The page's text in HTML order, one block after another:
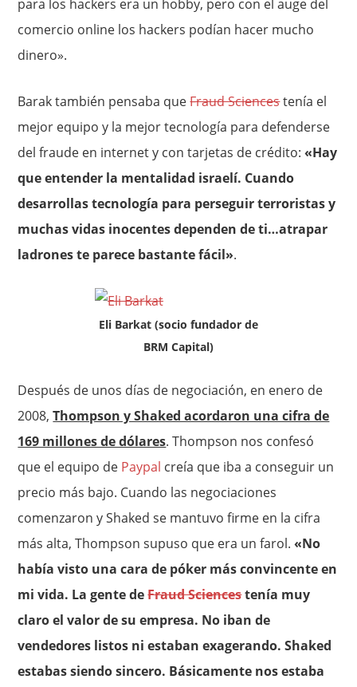
para los hackers era un hobby, pero con el auge del
comercio online los hackers podían hacer mucho
dinero».
Barak también pensaba queFraud Sciencestenía el
mejor equipo y la mejor tecnología para defenderse
del fraude en internet y con tarjetas de crédito:«Hay
que entender la mentalidad israelí. Cuando
desarrollas tecnología para perseguir terroristas y
muchas vidas inocentes dependen de ti…atrapar
ladrones te parece bastante fácil».
Eli Barkat (socio fundador de
BRM Capital)
Después de unos días de negociación, en enero de
2008,Thompson y Shaked acordaron una cifra de
169 millones de dólares. Thompson nos confesó
que el equipo de Paypal creía que iba a conseguir un
precio más bajo. Cuando las negociaciones
comenzaron y Shaked se mantuvo firme en la cifra
más alta, Thompson supuso que era un farol. «No
había visto una cara de póker más convincente en
mi vida. La gente deFraud Sciencestenía muy
claro el valor de su empresa. No iban de
vendedores listos ni estaban exagerando. Shaked
estabas siendo sincero. Básicamente nos estaba